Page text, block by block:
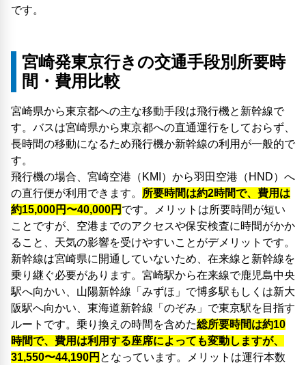
です。
宮崎発東京行きの交通手段別所要時
間・費用比較
宮崎県から東京都への主な移動手段は飛行機と新幹線で
す。バスは宮崎県から東京都への直通運行をしておらず、
長時間の移動になるため飛行機か新幹線の利用が一般的で
す。
飛行機の場合、宮崎空港（KMI）から羽田空港（HND）へ
の直行便が利用できます。 所要時間は約2時間で、費用は
約15,000円〜40,000円 です。メリットは所要時間が短い
ことですが、空港までのアクセスや保安検査に時間がかか
ること、天気の影響を受けやすいことがデメリットです。
新幹線は宮崎県に開通していないため、在来線と新幹線を
乗り継ぐ必要があります。宮崎駅から在来線で鹿児島中央
駅へ向かい、山陽新幹線「みずほ」で博多駅もしくは新大
阪駅へ向かい、東海道新幹線「のぞみ」で東京駅を目指す
ルートです。乗り換えの時間を含めた総所要時間は約10
時間で、費用は利用する座席によっても変動しますが、
31,550〜44,190円 となっています。メリットは運行本数